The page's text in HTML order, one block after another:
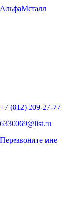
АльфаМеталл
+7 (812) 209-27-77
6330069@list.ru
Перезвоните мне